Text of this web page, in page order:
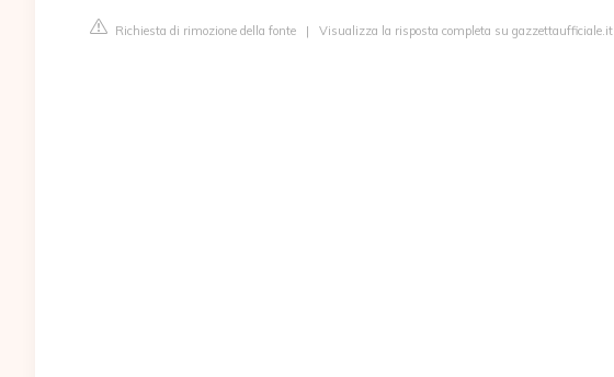
Richiesta di rimozione della fonte | Visualizza la risposta completa su gazzettaufficiale.it